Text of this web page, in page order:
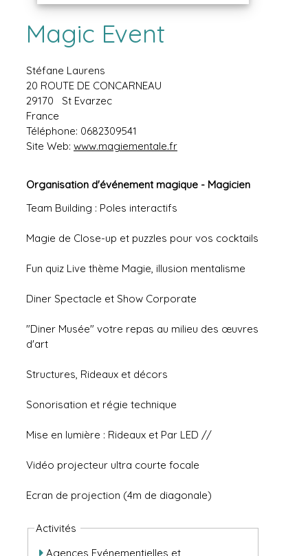
Magic Event
Stéfane Laurens
20 ROUTE DE CONCARNEAU
29170
St Evarzec
France
Téléphone: 0682309541
Site Web: www.magiementale.fr
Organisation d'événement magique - Magicien
Team Building : Poles interactifs
Magie de Close-up et puzzles pour vos cocktails
Fun quiz Live thème Magie, illusion mentalisme
Diner Spectacle et Show Corporate
"Diner Musée" votre repas au milieu des œuvres
d'art
Structures, Rideaux et décors
Sonorisation et régie technique
Mise en lumière : Rideaux et Par LED //
Vidéo projecteur ultra courte focale
Ecran de projection (4m de diagonale)
Activités
Agences Evénementielles et